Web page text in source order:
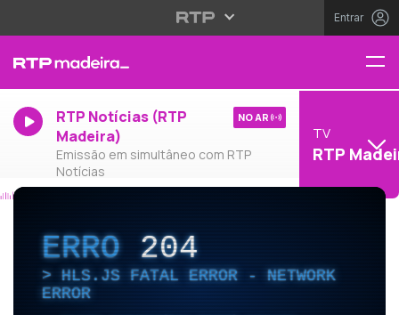
Entrar
RTP Notícias (RTP
Madeira)
Emissão em simultâneo com RTP
Notícias
NO AR
TV
RTP
ERRO204
HLS.JS FATAL ERROR - NETWORK
ERROR